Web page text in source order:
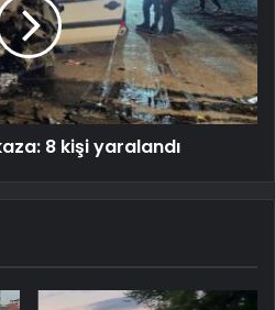
8 kişi yaralandı